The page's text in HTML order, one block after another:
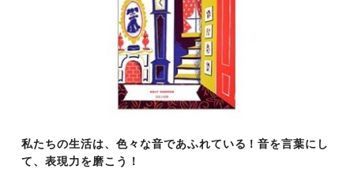
私たちの生活は、色々な音であふれている！音を言葉にし
て、表現力を磨こう！